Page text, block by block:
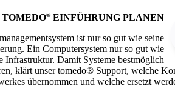
®EINFÜHRUNG PLANEN
ist nur so gut wie seine
Ein Computersystem nur so gut wie
Infrastruktur. Damit Systeme bestmöglich
klärt unser tomedo® Support, welche
übernommen und welche ersetzt